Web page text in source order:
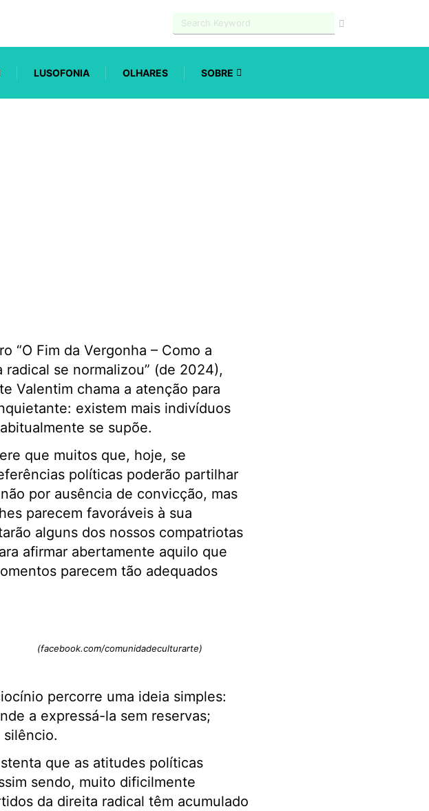
LUSOFONIA OLHARES SOBRE
“O Fim da Vergonha – Como a
radical se normalizou” (de 2024),
Valentim chama a atenção para
existem mais indivíduos
se supõe.
que muitos que, hoje, se
políticas poderão partilhar
por ausência de convicção, mas
parecem favoráveis à sua
alguns dos nossos compatriotas
afirmar abertamente aquilo que
parecem tão adequados
(facebook.com/comunidadeculturarte)
percorre uma ideia simples:
a expressá-la sem reservas;
que as atitudes políticas
sendo, muito dificilmente
da direita radical têm acumulado